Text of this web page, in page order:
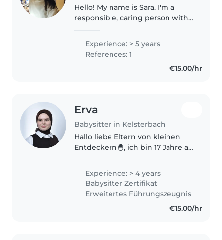
Hello! My name is Sara. I'm a
responsible, caring person with
spending time with them,
helping them with their
Experience: > 5 years
References: 1
€15.00/hr
Erva
Babysitter in Kelsterbach
Hallo liebe Eltern von kleinen
Entdeckern🐣, ich bin 17 Jahre alt
Tante von klein auf viel
Erfahrung mit Kindern
gesammelt. Seit meinem 8.
Experience: > 4 years
Babysitter Zertifikat
Erweitertes Führungszeugnis
€15.00/hr